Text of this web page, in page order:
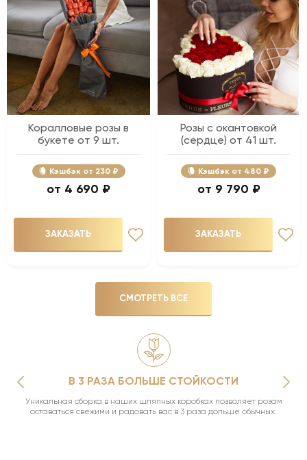
Коралловые розы в
букете от 9 шт.
Кэшбэк 230 ₽
4 690 ₽
ЗАКАЗАТЬ
Розы с окантовкой
(сердце) от 41 шт.
Кэшбэк 480 ₽
9 790 ₽
ЗАКАЗАТЬ
СМОТРЕТЬ ВСЕ
В 3 РАЗА БОЛЬШЕ СТОЙКОСТИ
Уникальная сборка в наших шляпных коробках позволяет розам
оставаться свежими и радовать вас в 3 раза дольше обычных.